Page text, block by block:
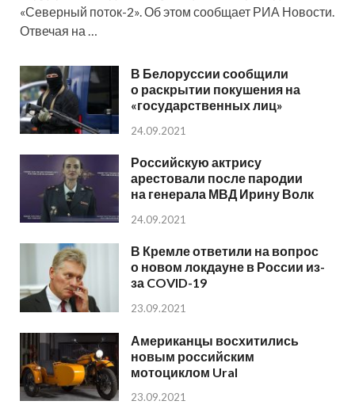
«Северный поток-2». Об этом сообщает РИА Новости.
Отвечая на …
В Белоруссии сообщили
о раскрытии покушения на
«государственных лиц»
24.09.2021
Российскую актрису
арестовали после пародии
на генерала МВД Ирину Волк
24.09.2021
В Кремле ответили на вопрос
о новом локдауне в России из-
за COVID-19
23.09.2021
Американцы восхитились
новым российским
мотоциклом Ural
23.09.2021